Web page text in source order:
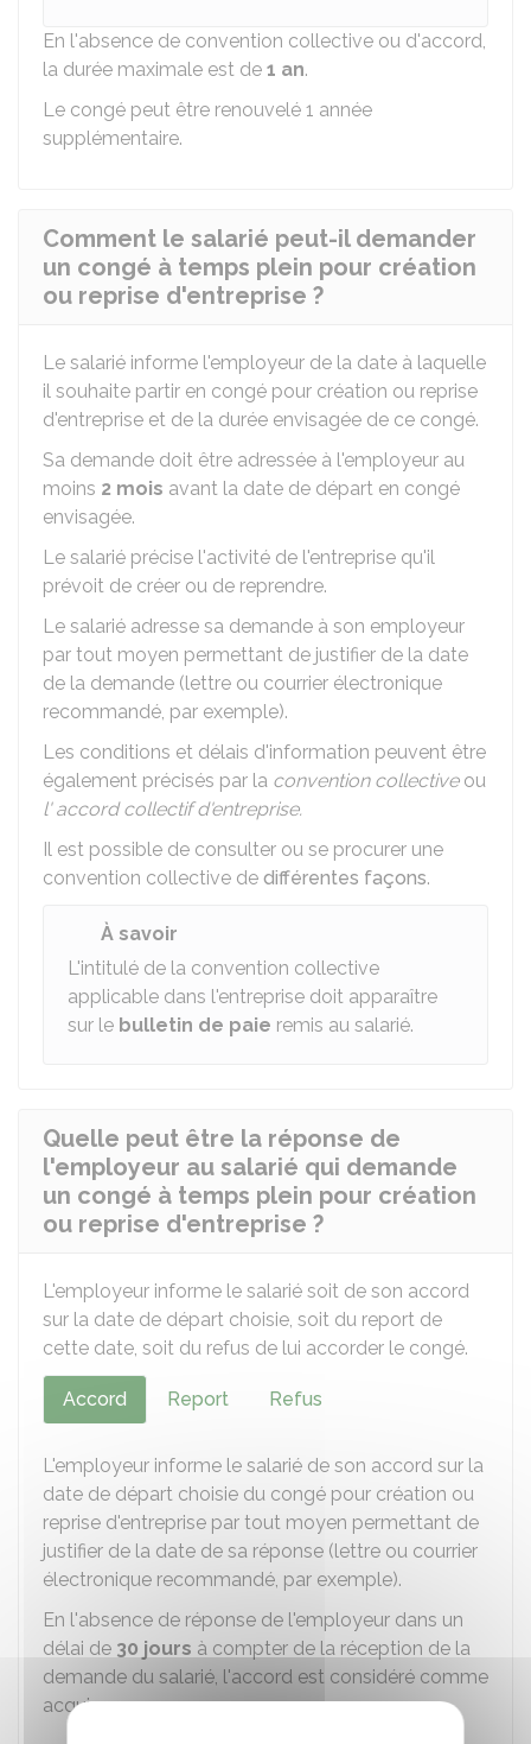
En l'absence de convention collective ou d'accord,
la durée maximale est de 1 an.
Le congé peut être renouvelé 1 année
supplémentaire.
Comment le salarié peut-il demander
un congé à temps plein pour création
ou reprise d'entreprise ?
Le salarié informe l'employeur de la date à laquelle
il souhaite partir en congé pour création ou reprise
d'entreprise et de la durée envisagée de ce congé.
Sa demande doit être adressée à l'employeur au
moins 2 mois avant la date de départ en congé
envisagée.
Le salarié précise l'activité de l'entreprise qu'il
prévoit de créer ou de reprendre.
Le salarié adresse sa demande à son employeur
par tout moyen permettant de justifier de la date
de la demande (lettre ou courrier électronique
recommandé, par exemple).
Les conditions et délais d'information peuvent être
également précisés par la convention collectiveou
l' accord collectif d'entreprise.
Il est possible de consulter ou se procurer une
convention collective de différentes façons.
À savoir
L'intitulé de la convention collective
applicable dans l'entreprise doit apparaître
sur le bulletin de paie remis au salarié.
Quelle peut être la réponse de
l'employeur au salarié qui demande
un congé à temps plein pour création
ou reprise d'entreprise ?
L'employeur informe le salarié soit de son accord
sur la date de départ choisie, soit du report de
cette date, soit du refus de lui accorder le congé.
Accord Report Refus
L'employeur informe le salarié de son accord sur la
date de départ choisie du congé pour création ou
reprise d'entreprise par tout moyen permettant de
justifier de la date de sa réponse (lettre ou courrier
électronique recommandé, par exemple).
En l'absence de réponse de l'employeur dans un
délai de 30 jours à compter de la réception de la
demande du salarié, l'accord est considéré comme
acquis.